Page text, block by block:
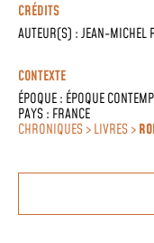
CRÉDITS
AUTEUR(S) :JEAN-MICHEL
CONTEXTE
ÉPOQUE : ÉPOQUE
PAYS : FRANCE
CHRONIQUES > LIVRES >